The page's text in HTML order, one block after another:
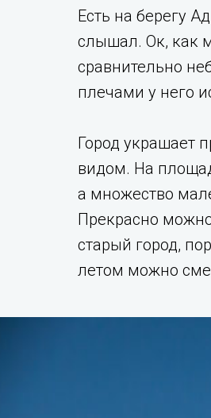
Есть на берегу
слышал. Ок, как
сравнительно
плечами у него
Город украшает
видом. На
а множество
Прекрасно
старый город,
летом можно